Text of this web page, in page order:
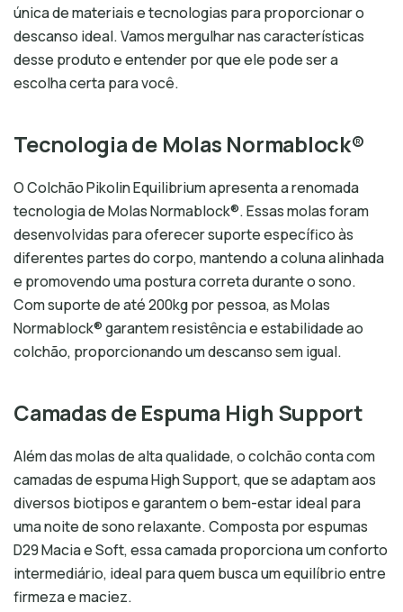
única de materiais e tecnologias para proporcionar o
descanso ideal. Vamos mergulhar nas características
desse produto e entender por que ele pode ser a
escolha certa para você.
Tecnologia de Molas Normablock®
O Colchão Pikolin Equilibrium apresenta a renomada
tecnologia de Molas Normablock®. Essas molas foram
desenvolvidas para oferecer suporte específico às
diferentes partes do corpo, mantendo a coluna alinhada
e promovendo uma postura correta durante o sono.
Com suporte de até 200kg por pessoa, as Molas
Normablock® garantem resistência e estabilidade ao
colchão, proporcionando um descanso sem igual.
Camadas de Espuma High Support
Além das molas de alta qualidade, o colchão conta com
camadas de espuma High Support, que se adaptam aos
diversos biotipos e garantem o bem-estar ideal para
uma noite de sono relaxante. Composta por espumas
D29 Macia e Soft, essa camada proporciona um conforto
intermediário, ideal para quem busca um equilíbrio entre
firmeza e maciez.